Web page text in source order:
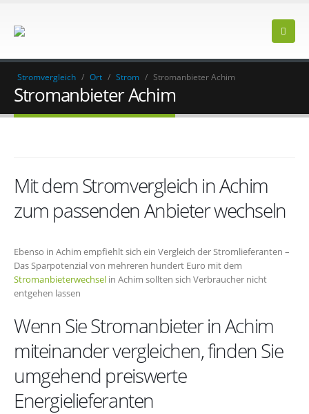
Stromvergleich / Ort / Strom / Stromanbieter Achim
Stromanbieter Achim
Mit dem Stromvergleich in Achim
zum passenden Anbieter wechseln
Ebenso in Achim empfiehlt sich ein Vergleich der Stromlieferanten –
Das Sparpotenzial von mehreren hundert Euro mit dem
Stromanbieterwechsel in Achim sollten sich Verbraucher nicht
entgehen lassen
Wenn Sie Stromanbieter in Achim
miteinander vergleichen, finden Sie
umgehend preiswerte
Energielieferanten